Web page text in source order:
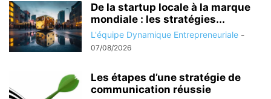
De la startup locale à la marque
mondiale : les stratégies...
L'équipe Dynamique Entrepreneuriale -
07/08/2026
Les étapes d’une stratégie de
communication réussie